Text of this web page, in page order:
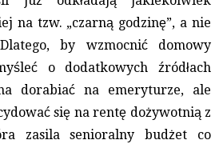
na tzw. „czarną godzinę”, a nie
by wzmocnić domowy
o dodatkowych źródłach
dorabiać na emeryturze, ale
się na rentę dożywotnią z
zasila senioralny budżet co